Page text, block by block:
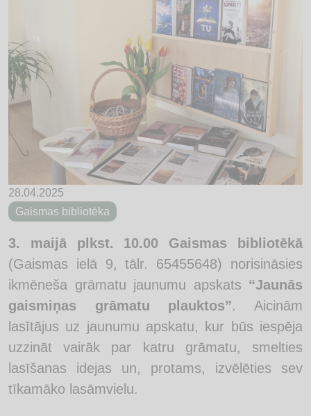
28.04.2025
Gaismas bibliotēka
3. maijā plkst. 10.00 Gaismas bibliotēkā
(Gaismas ielā 9, tālr. 65455648) norisināsies
ikmēneša grāmatu jaunumu apskats “Jaunās
gaismiņas grāmatu plauktos”. Aicinām
lasītājus uz jaunumu apskatu, kur būs iespēja
uzzināt vairāk par katru grāmatu, smelties
lasīšanas idejas un, protams, izvēlēties sev
tīkamāko lasāmvielu.